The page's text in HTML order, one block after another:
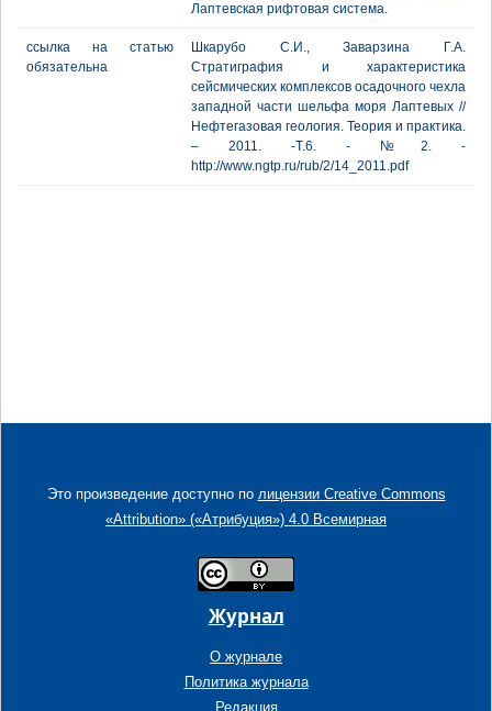
Лаптевская рифтовая система.
ссылка на статью
обязательна
Шкарубо С.И., Заварзина Г.А.
Стратиграфия и характеристика
сейсмических комплексов осадочного чехла
западной части шельфа моря Лаптевых //
Нефтегазовая геология. Теория и практика.
– 2011. -Т.6. - №2. -
http://www.ngtp.ru/rub/2/14_2011.pdf
Это произведение доступно по лицензии Creative Commons
«Attribution» («Атрибуция») 4.0 Всемирная
Журнал
О журнале
Политика журнала
Редакция